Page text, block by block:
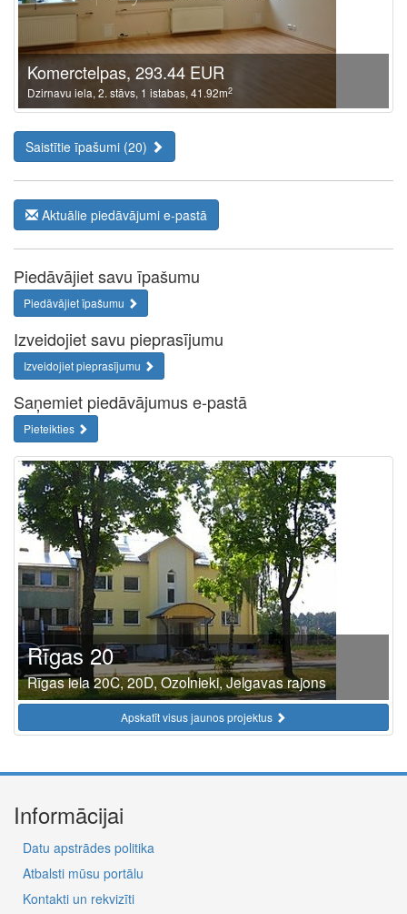
Komerctelpas, 293.44 EUR
Dzirnavu iela, 2. stāvs, 1 istabas, 41.92m2
Saistītie īpašumi (20)
Aktuālie piedāvājumi e-pastā
Piedāvājiet savu īpašumu
Piedāvājiet īpašumu
Izveidojiet savu pieprasījumu
Izveidojiet pieprasījumu
Saņemiet piedāvājumus e-pastā
Pieteikties
Rīgas 20
Rīgas iela 20C, 20D, Ozolnieki, Jelgavas rajons
Apskatīt visus jaunos projektus
Informācijai
Datu apstrādes politika
Atbalsti mūsu portālu
Kontakti un rekvizīti